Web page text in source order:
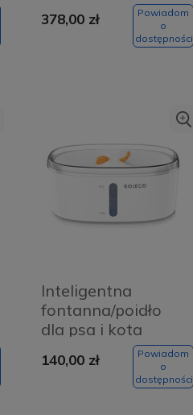
378,00 zł
Powiadom
o
dostępności
Inteligentna
fontanna/poidło
dla psa i kota
Rojeco Wireless
2,5L
140,00 zł
Powiadom
o
dostępności